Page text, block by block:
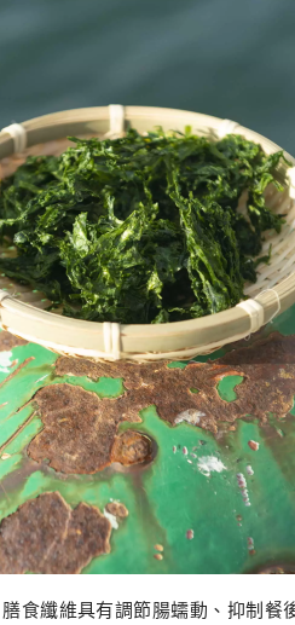
食纖維具有調節腸蠕動、抑制餐